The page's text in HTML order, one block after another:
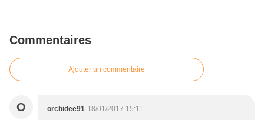
Commentaires
Ajouter un commentaire
O orchidee91 18/01/2017 15:11